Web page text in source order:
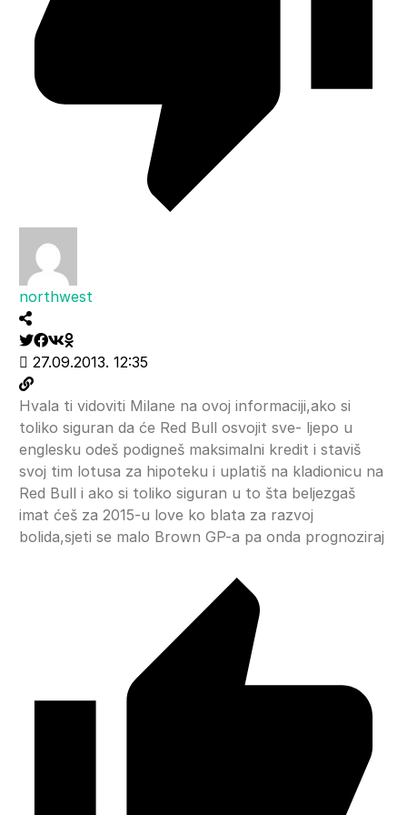
northwest
27.09.2013. 12:35
Hvala ti vidoviti Milane na ovoj informaciji,ako si
toliko siguran da će Red Bull osvojit sve- ljepo u
englesku odeš podigneš maksimalni kredit i staviš
svoj tim lotusa za hipoteku i uplatiš na kladionicu na
Red Bull i ako si toliko siguran u to šta beljezgaš
imat ćeš za 2015-u love ko blata za razvoj
bolida,sjeti se malo Brown GP-a pa onda prognoziraj